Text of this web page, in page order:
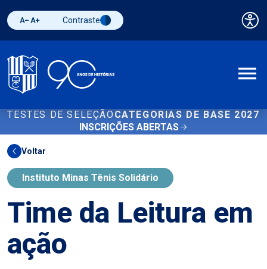
Diminuir fonte
Aumentar fonteAlternar contraste
Contraste
TESTES DE SELEÇÃO CATEGORIAS DE BASE 2027
INSCRIÇÕES ABERTAS
Voltar
Instituto Minas Tênis Solidário
Time da Leitura em
ação